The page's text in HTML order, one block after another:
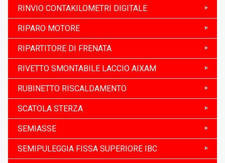
RINVIO CONTAKILOMETRI DIGITALE
RIPARO MOTORE
RIPARTITORE DI FRENATA
RIVETTO SMONTABILE LACCIO AIXAM
RUBINETTO RISCALDAMENTO
SCATOLA STERZA
SEMIASSE
SEMIPULEGGIA FISSA SUPERIORE IBC